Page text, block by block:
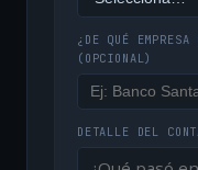
¿DE QUÉ EMPRESA
(OPCIONAL)
DETALLE DEL